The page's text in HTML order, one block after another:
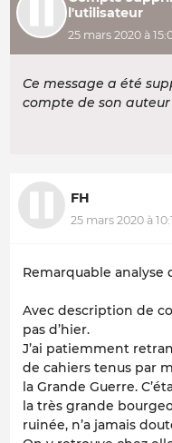
l'utilisateur
25 mars 2020 à
Ce message a été
compte de son auteur
FH
25 mars 2020 à
Remarquable analyse
Avec description de
pas d’hier.
J’ai patiemment
de cahiers tenus par
la Grande Guerre.
la très grande
ruinée, n’a jamais